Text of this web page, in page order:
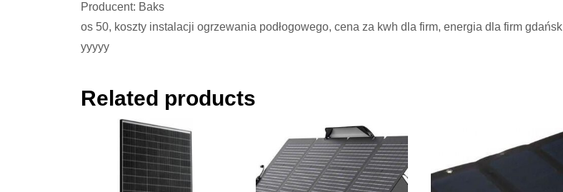
Producent: Baks
os 50, koszty instalacji ogrzewania podłogowego, cena za kwh dla firm, energia dla firm gdańsk
yyyyy
Related products